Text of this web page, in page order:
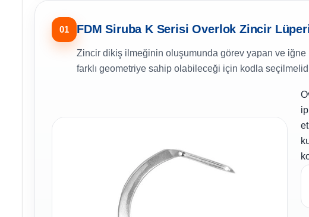
01 FDM Siruba K Serisi Overlok Zincir
Zincir dikiş ilmeğinin oluşumunda görev yapan ve iğne
farklı geometriye sahip olabileceği için kodla